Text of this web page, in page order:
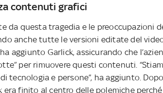
contenuti grafici
da questa tragedia e le preoccupazioni
anche tutte le versioni editate del
aggiunto Garlick, assicurando che
per rimuovere questi contenuti.
tecnologia e persone”, ha aggiunto. Dopo
era finito al centro delle polemiche